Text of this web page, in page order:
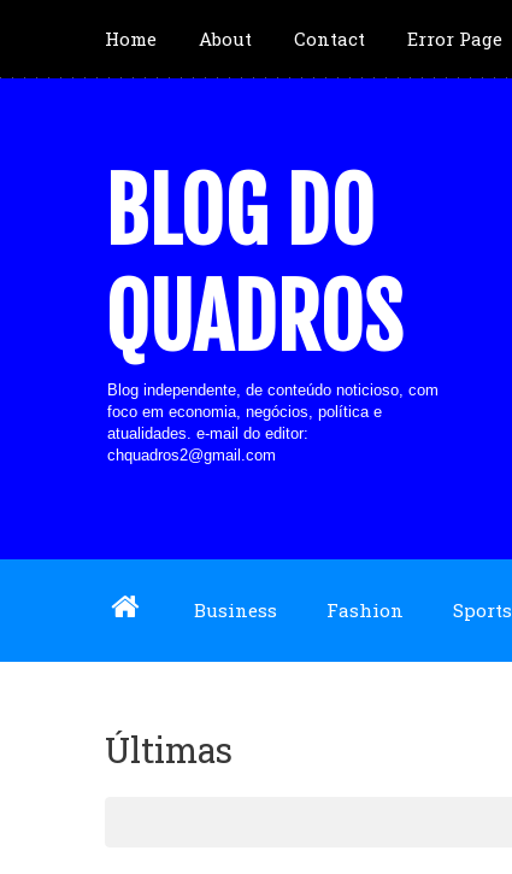
Home About Contact Error Page
BLOG DO
QUADROS
Blog independente, de conteúdo noticioso, com
foco em economia, negócios, política e
atualidades. e-mail do editor:
chquadros2@gmail.com
Business Fashion Sports
Últimas